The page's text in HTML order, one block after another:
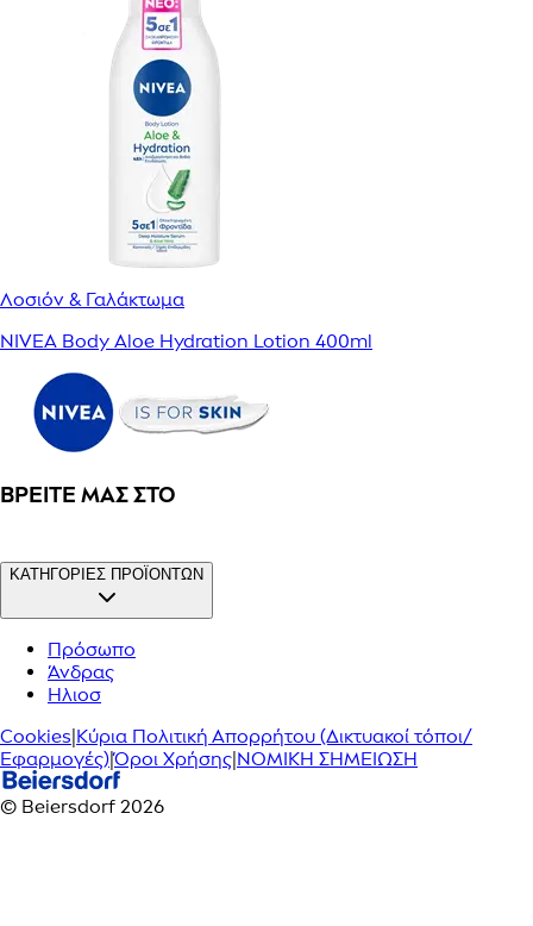
Λοσιόν & Γαλάκτωμα
NIVEA Body Aloe Hydration Lotion 400ml
ΒΡΕΊΤΕ ΜΑΣ ΣΤΟ
ΚΑΤΗΓΟΡΙΕΣ ΠΡΟΪΟΝΤΩΝ
Πρόσωπο
Άνδρας
Ηλιοσ
Cookies|Κύρια Πολιτική Απορρήτου (Δικτυακοί τόποι/
Εφαρμογές)|Όροι Χρήσης|ΝΟΜΙΚΗ ΣΗΜΕΙΩΣΗ
© Beiersdorf 2026